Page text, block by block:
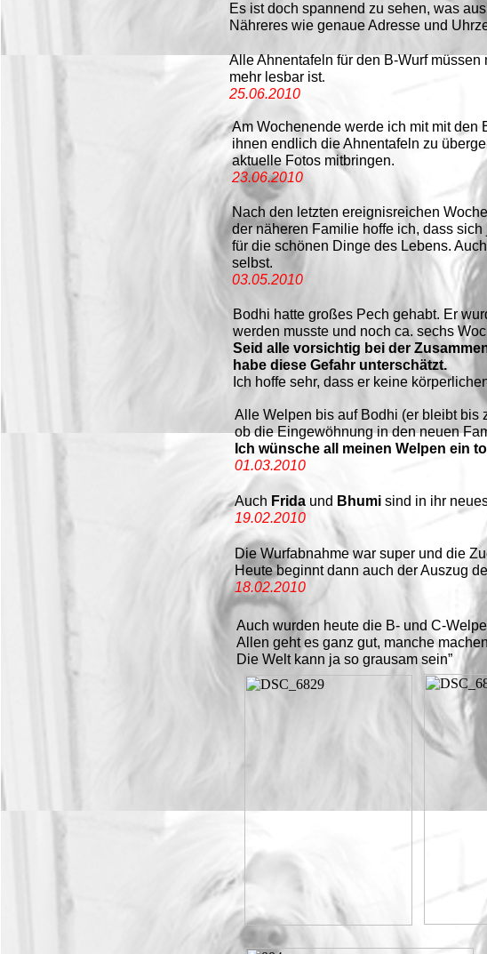
Es ist doch spannend zu sehen, was
Nähreres wie genaue Adresse und
Alle Ahnentafeln für den B-Wurf
mehr lesbar ist.
25.06.2010
Am Wochenende werde ich mit mit den
ihnen endlich die Ahnentafeln zu
aktuelle Fotos mitbringen.
23.06.2010
Nach den letzten ereignisreichen
der näheren Familie hoffe ich, dass
für die schönen Dinge des Lebens.
selbst.
03.05.2010
Bodhi hatte großes Pech gehabt. Er
werden musste und noch ca. sechs
Seid alle vorsichtig bei der
habe diese Gefahr unterschätzt.
Ich hoffe sehr, dass er keine
Alle Welpen bis auf Bodhi (er bleibt bis
ob die Eingewöhnung in den neuen
Ich wünsche all meinen Welpen ein
01.03.2010
Auch Frida und Bhumi sind in ihr
19.02.2010
Die Wurfabnahme war super und die
Heute beginnt dann auch der Auszug
18.02.2010
Auch wurden heute die B- und C-
Allen geht es ganz gut, manche
Die Welt kann ja so grausam sein”